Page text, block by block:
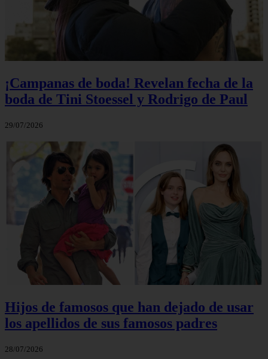
¡Campanas de boda! Revelan fecha de la
boda de Tini Stoessel y Rodrigo de Paul
29/07/2026
Hijos de famosos que han dejado de usar
los apellidos de sus famosos padres
28/07/2026